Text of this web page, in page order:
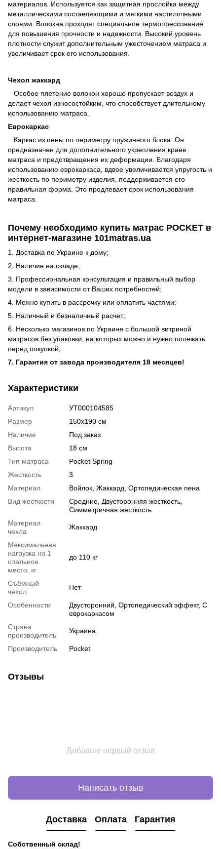
материалов. Используется как защитная прослойка между
металлическими составляющими и мягкими настилочными
слоями. Волокна проходят специальное термопрессование
для повышения прочности и надежности. Высокий уровень
плотности служит дополнительным ужесточением матраса и
увеличивает срок его использования.
Чехол жаккард
Особое плетение волокон хорошо пропускает воздух и
делает чехол износостойким, что способствует длительному
использованию матраса.
Еврокаркас
Каркас из пены по периметру пружинного блока. Он
предназначен для дополнительного укрепления краев
матраса и предотвращения их деформации. Благодаря
использованию еврокаркаса, вдвое увеличивается упругость и
жесткость по периметру изделия, поддерживается его
правильная форма. Это продлевает срок использования
матраса.
Почему необходимо купить матрас POCKET в
интернет-магазине 101matras.ua
1. Доставка по Украине к дому;
2. Наличие на складе;
3. Профессиональная консультация и правильный выбор
модели в зависимости от Ваших потребностей;
4. Можно купить в рассрочку или оплатить частями;
5. Наличный и безналичный расчет;
6. Несколько магазинов по Украине с большой витриной
матрасов без упаковки, на которых можно и нужно полежать
перед покупкой;
7. Гарантия от завода производителя 18 месяцев!
Характеристики
Артикул
УТ000104585
Размер
150х190 см
Наличие
Под заказ
Высота
18 см
Тип матраса
Pocket Spring
Жесткость
3
Материал
Войлок Жаккард Ортопедическая пена
Вид жесткости
Средние Двусторонняя жесткость
Симметричная жесткость
Материал
чехла
Жаккард
Максимальная
нагрузка на 1
спальное
место, кг
до 110 кг
Съёмный
чехол
Нет
Особенности Двусторонний Ортопедический эффект, С
еврокаркасом
Страна
производитель
Украина
Производитель Pocket
Отзывы
Добавьте первый отзыв
Написать отзыв
Доставка Оплата Гарантия
Собственный склад!